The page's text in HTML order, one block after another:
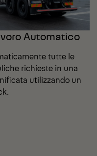
Automatico
tutte le
richieste in una
utilizzando un